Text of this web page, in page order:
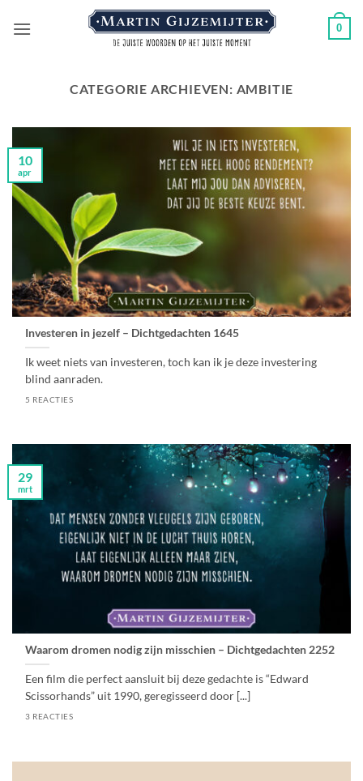
naar
0
CATEGORIE ARCHIEVEN: AMBITIE
Investeren in jezelf – Dichtgedachten 1645
Ik weet niets van investeren, toch kan ik je deze investering
blind aanraden.
5 REACTIES
10
apr
Waarom dromen nodig zijn misschien – Dichtgedachten 2252
Een film die perfect aansluit bij deze gedachte is “Edward
Scissorhands” uit 1990, geregisseerd door [...]
3 REACTIES
29
mrt